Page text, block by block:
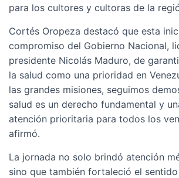
para los cultores y cultoras de la
Cortés Oropeza destacó que esta
compromiso del Gobierno Nacional,
presidente Nicolás Maduro, de
la salud como una prioridad en
las grandes misiones, seguimos
salud es un derecho fundamental y
atención prioritaria para todos los
afirmó.
La jornada no solo brindó atención
sino que también fortaleció el